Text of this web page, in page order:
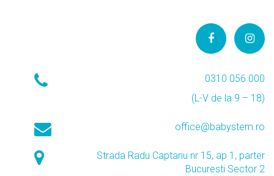
0310 056 000
(L-V de la 9 – 18)
office@babystem.ro
Strada Radu Captariu nr 15, ap 1, parter
Bucuresti Sector 2